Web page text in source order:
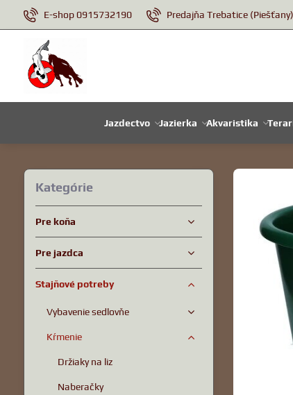
E-shop 0915732190 Predajňa Trebatice
Jazdectvo Jazierka Akvaristika
Kategórie
Pre koňa
Pre jazdca
Stajňové potreby
Vybavenie sedlovňe
Kŕmenie
Držiaky na liz
Naberačky